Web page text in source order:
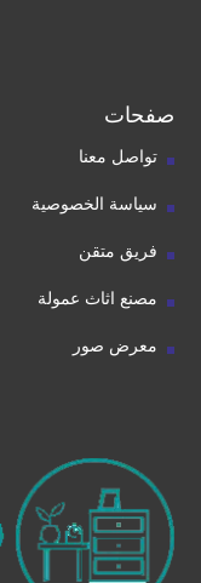
صفحات
تواصل معنا
سياسة الخصوصية
فريق متقن
مصنع اثاث عمولة
معرض صور